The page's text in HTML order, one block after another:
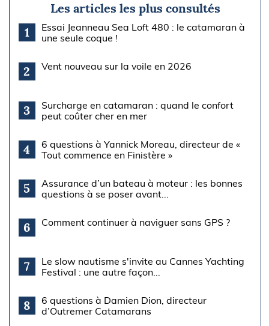
Les articles les plus consultés
1
Essai Jeanneau Sea Loft 480 : le catamaran à
une seule coque !
2 Vent nouveau sur la voile en 2026
3
Surcharge en catamaran : quand le confort
peut coûter cher en mer
4
6 questions à Yannick Moreau, directeur de «
Tout commence en Finistère »
5
Assurance d’un bateau à moteur : les bonnes
questions à se poser avant...
6 Comment continuer à naviguer sans GPS ?
7
Le slow nautisme s'invite au Cannes Yachting
Festival : une autre façon...
8
6 questions à Damien Dion, directeur
d’Outremer Catamarans